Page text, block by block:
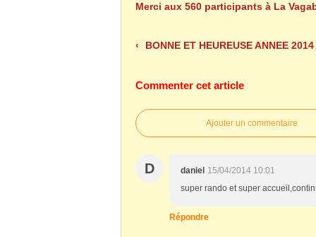
Merci aux 560 participants à La
BONNE ET HEUREUSE ANNEE 2014
Commenter cet article
Ajouter un commentaire
D daniel 15/04/2014 10:01
super rando et super
Répondre